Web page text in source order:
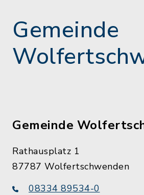
Gemeinde
Gemeinde
Rathausplatz 1
87787 Wolfertschwenden
08334 89534-0